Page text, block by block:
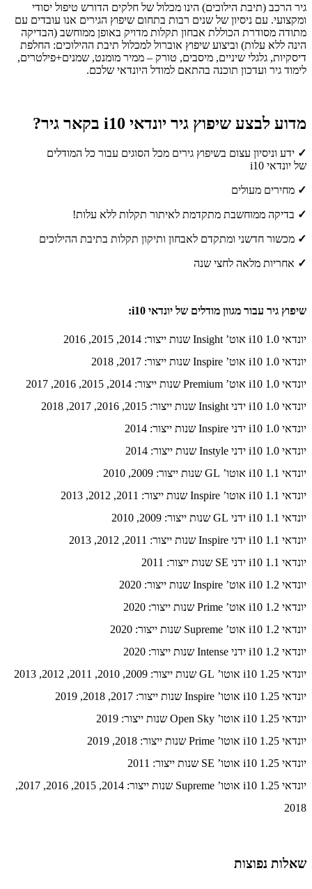
גיר הרכב (תיבת הילוכים) הינו מכלול של חלקים הדורש טיפול יסודי
ומקצועי. עם ניסיון של שנים רבות בתחום שיפוץ הגירים אנו עובדים עם
מתודה מסודרת הכוללת אבחון תקלות מדויק באופן ממוחשב (הבדיקה
הינה ללא עלות) וביצוע שיפוץ אוברול למכלול תיבת ההילוכים: החלפת
דיסקיות, גלגלי שיניים, מיסבים, טורק – ממיר מומנט, שמנים+פילטרים,
לימוד גיר ועדכון תוכנה בהתאם למודל היונדאי שלכם.
מדוע לבצע שיפוץ גיר יונדאי i10 בקאר גיר?
✓ ידע וניסיון עצום בשיפוץ גירים מכל הסוגים עבור כל המודלים
של יונדאי i10
✓ מחירים מעולים
✓ בדיקה ממוחשבת מתקדמת לאיתור תקלות ללא עלות!
✓ מכשור חדשני ומתקדם לאבחון ותיקון תקלות בתיבת ההילוכים
✓ אחריות מלאה לחצי שנה
שיפוץ גיר עבור מגוון מודלים של יונדאי i10:
יונדאי i10 1.0 אוט’ Insight שנות ייצור: 2014, 2015, 2016
יונדאי i10 1.0 אוט’ Inspire שנות ייצור: 2017, 2018
יונדאי i10 1.0 אוט’ Premium שנות ייצור: 2014, 2015, 2016, 2017
יונדאי i10 1.0 ידני Insight שנות ייצור: 2015, 2016, 2017, 2018
יונדאי i10 1.0 ידני Inspire שנות ייצור: 2014
יונדאי i10 1.0 ידני Instyle שנות ייצור: 2014
יונדאי i10 1.1 אוטו’ GL שנות ייצור: 2009, 2010
יונדאי i10 1.1 אוטו’ Inspire שנות ייצור: 2011, 2012, 2013
יונדאי i10 1.1 ידני GL שנות ייצור: 2009, 2010
יונדאי i10 1.1 ידני Inspire שנות ייצור: 2011, 2012, 2013
יונדאי i10 1.1 ידני SE שנות ייצור: 2011
יונדאי i10 1.2 אוט’ Inspire שנות ייצור: 2020
יונדאי i10 1.2 אוט’ Prime שנות ייצור: 2020
יונדאי i10 1.2 אוט’ Supreme שנות ייצור: 2020
יונדאי i10 1.2 ידני Intense שנות ייצור: 2020
יונדאי i10 1.25 אוטו’ GL שנות ייצור: 2009, 2010, 2011, 2012, 2013
יונדאי i10 1.25 אוטו’ Inspire שנות ייצור: 2017, 2018, 2019
יונדאי i10 1.25 אוטו’ Open Sky שנות ייצור: 2019
יונדאי i10 1.25 אוטו’ Prime שנות ייצור: 2018, 2019
יונדאי i10 1.25 אוטו’ SE שנות ייצור: 2011
יונדאי i10 1.25 אוטו’ Supreme שנות ייצור: 2014, 2015, 2016, 2017,
2018
שאלות נפוצות